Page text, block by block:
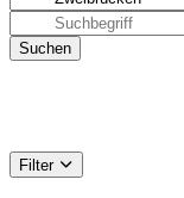
Filter